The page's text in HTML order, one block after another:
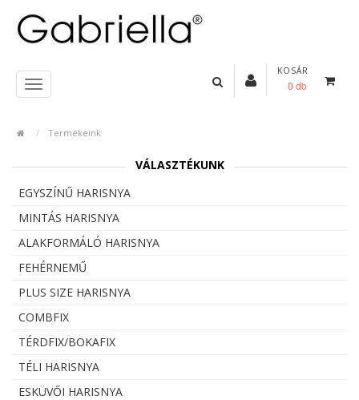
KOSÁR
0 db
Termékeink
VÁLASZTÉKUNK
EGYSZÍNŰ HARISNYA
MINTÁS HARISNYA
ALAKFORMÁLÓ HARISNYA
FEHÉRNEMŰ
PLUS SIZE HARISNYA
COMBFIX
TÉRDFIX/BOKAFIX
TÉLI HARISNYA
ESKÜVŐI HARISNYA